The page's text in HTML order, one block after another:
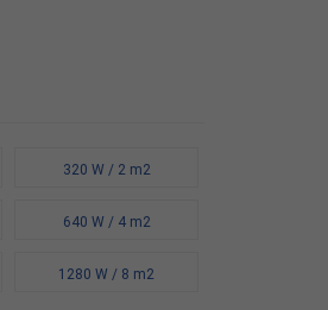
320 W / 2 m2
640 W / 4 m2
1280 W / 8 m2